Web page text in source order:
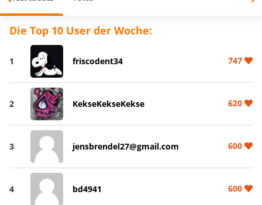
Die Top 10 User der Woche:
1 friscodent34 747
2 KekseKekseKekse 620
3 jensbrendel27@gmail.com 600
4 bd4941 600